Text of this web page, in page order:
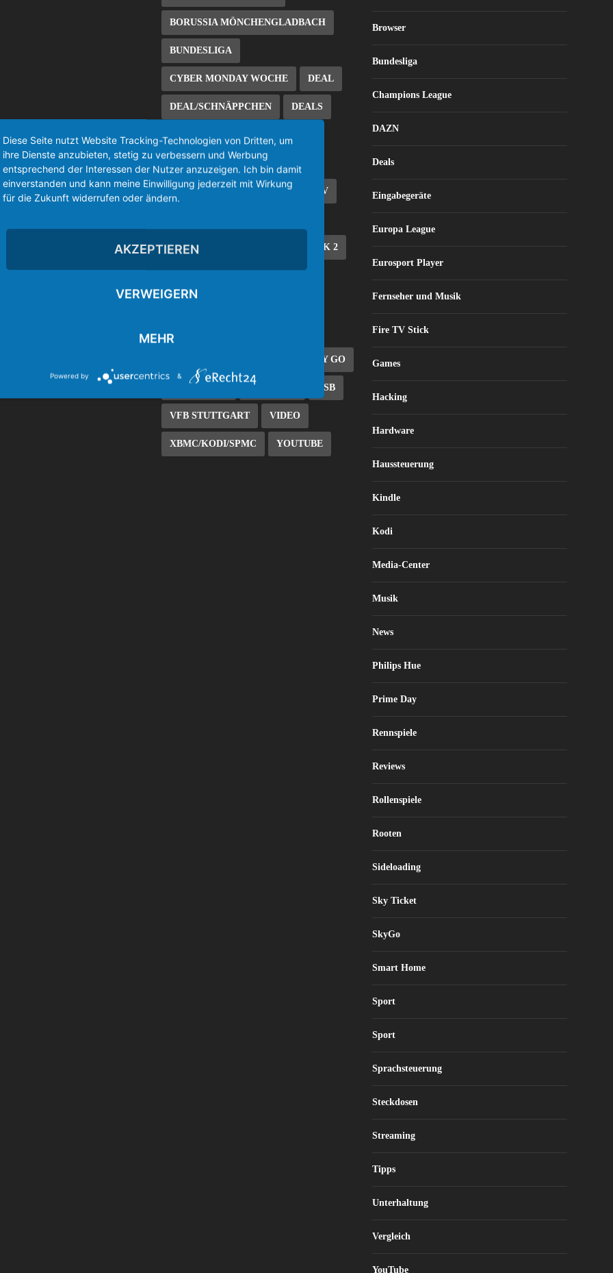
BORUSSIA MÖNCHENGLADBACH
BUNDESLIGA
CYBER MONDAY WOCHE DEAL
DEAL/SCHNÄPPCHEN DEALS
EINTRACHT FRANKFURT
ES FILE EXPLORER
EUROSPORT PLAYER FIRE TV
FIRE TV STICK FIRE TV STICK 2
ROOT/JAILBREAK/ROOTING
SKY GO
STREAMING TASTATUR USB
VFB STUTTGART VIDEO
XBMC/KODI/SPMC YOUTUBE
Browser
Bundesliga
Champions League
DAZN
Deals
Eingabegeräte
Europa League
Eurosport Player
Fernseher und Musik
Fire TV Stick
Games
Hacking
Hardware
Haussteuerung
Kindle
Kodi
Media-Center
Musik
News
Philips Hue
Prime Day
Rennspiele
Reviews
Rollenspiele
Rooten
Sideloading
Sky Ticket
SkyGo
Smart Home
Sport
Sport
Sprachsteuerung
Steckdosen
Streaming
Tipps
Unterhaltung
Vergleich
YouTube
Diese Seite nutzt Website Tracking-Technologien von Dritten, um
ihre Dienste anzubieten, stetig zu verbessern und Werbung
entsprechend der Interessen der Nutzer anzuzeigen. Ich bin damit
einverstanden und kann meine Einwilligung jederzeit mit Wirkung
für die Zukunft widerrufen oder ändern.
AKZEPTIEREN
VERWEIGERN
MEHR
Powered by &